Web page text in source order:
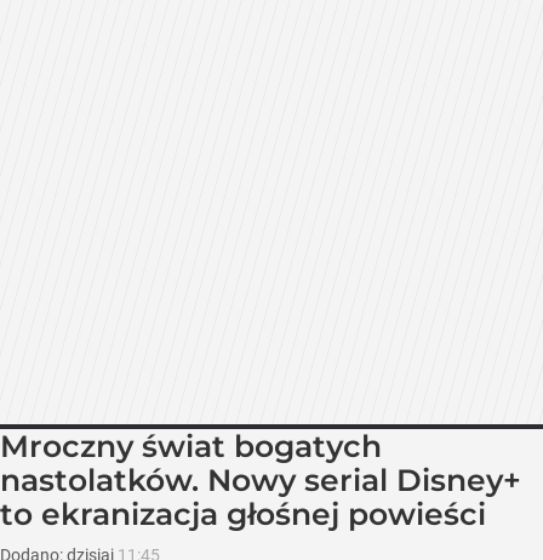
Mroczny świat bogatych
nastolatków. Nowy serial Disney+
to ekranizacja głośnej powieści
Dodano:dzisiaj 11:45